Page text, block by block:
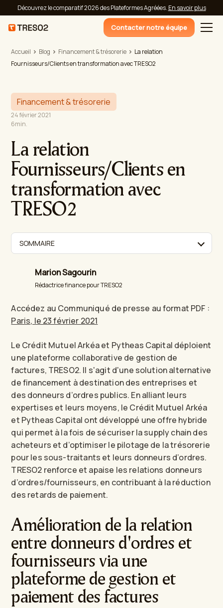
Découvrez le comparatif 2026 des Plateformes Agréées. En savoir plus
Contacter notre équipe
Accueil Blog Financement & trésorerie
La relation
Fournisseurs/Clients en transformation avec TRESO2
Financement & trésorerie
24 février 2021
6min.
La relation
Fournisseurs/Clients en
transformation avec
TRESO2
SOMMAIRE
Marion Sagourin
Rédactrice finance pour TRESO2
Accédez au Communiqué de presse au format PDF :
Paris, le 23 février 2021
Le Crédit Mutuel Arkéa et Pytheas Capital déploient
une plateforme collaborative de gestion de
factures, TRESO2. Il s'agit d'une solution alternative
de financement à destination des entreprises et
des donneurs d’ordres publics. En alliant leurs
expertises et leurs moyens, le Crédit Mutuel Arkéa
et Pytheas Capital ont développé une offre hybride
qui permet à la fois de sécuriser la supply chain des
acheteurs et d’optimiser le pilotage de la trésorerie
pour les sous-traitants et leurs donneurs d’ordres.
TRESO2 renforce et apaise les relations donneurs
d’ordres/fournisseurs, en contribuant à la réduction
des retards de paiement.
Amélioration de la relation
entre donneurs d'ordres et
fournisseurs via une
plateforme de gestion et
paiement des factures